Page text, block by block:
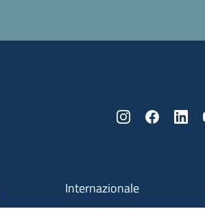
Internazionale